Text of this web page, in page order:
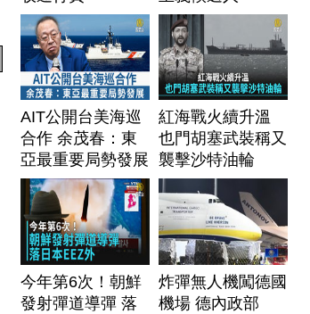
AIT公開台美海巡
合作 余茂春：東
亞最重要局勢發展
紅海戰火續升溫
也門胡塞武裝稱又
襲擊沙特油輪
今年第6次！朝鮮
發射彈道導彈 落
炸彈無人機闖德國
機場 德內政部